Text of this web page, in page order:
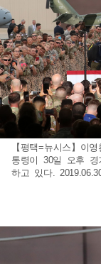
【평택=뉴시스】이
통령이 30일 오후
하고 있다.